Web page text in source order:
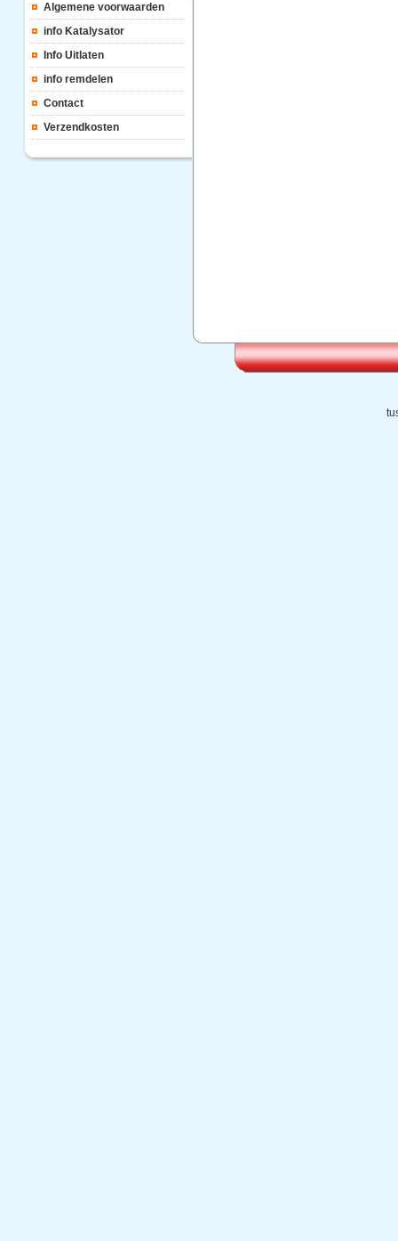
Algemene voorwaarden
info Katalysator
Info Uitlaten
info remdelen
Contact
Verzendkosten